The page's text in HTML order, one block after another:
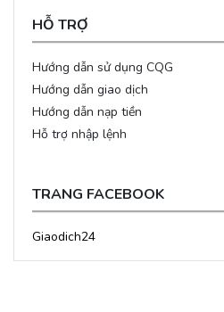
HỖ TRỢ
Hướng dẫn sử dụng CQG
Hướng dẫn giao dịch
Hướng dẫn nạp tiền
Hỗ trợ nhập lệnh
TRANG FACEBOOK
Giaodich24